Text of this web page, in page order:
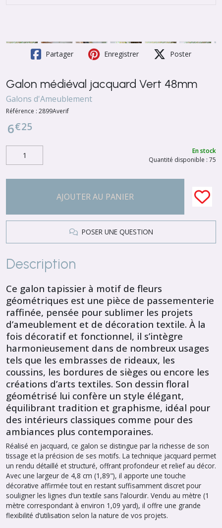
Partager Enregistrer Poster
Galon médiéval jacquard Vert 48mm
Galons d'Ameublement
Référence : 2899Averif
6€25
En stock
Quantité disponible : 75
AJOUTER AU PANIER
POSER UNE QUESTION
Description
Ce galon tapissier à motif de fleurs
géométriques est une pièce de passementerie
raffinée, pensée pour sublimer les projets
d’ameublement et de décoration textile. À la
fois décoratif et fonctionnel, il s’intègre
harmonieusement dans de nombreux usages
tels que les embrasses de rideaux, les
coussins, les bordures de sièges ou encore les
créations d’arts textiles. Son dessin floral
géométrisé lui confère un style élégant,
équilibrant tradition et graphisme, idéal pour
des intérieurs classiques comme pour des
ambiances plus contemporaines.
Réalisé en jacquard, ce galon se distingue par la richesse de son
tissage et la précision de ses motifs. La technique jacquard permet
un rendu détaillé et structuré, offrant profondeur et relief au décor.
Avec une largeur de 4,8 cm (1,89"), il apporte une touche
décorative affirmée tout en restant suffisamment discret pour
souligner les lignes d’un textile sans l’alourdir. Vendu au mètre (1
mètre correspondant à environ 1,09 yard), il offre une grande
flexibilité d’utilisation selon la nature de vos projets.